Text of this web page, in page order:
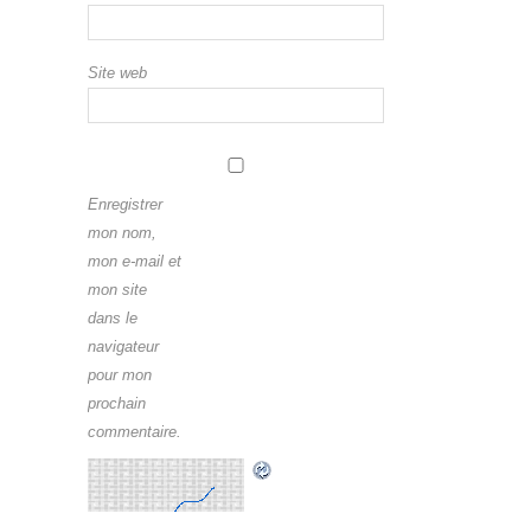
Site web
Enregistrer
mon nom,
mon e-mail et
mon site
dans le
navigateur
pour mon
prochain
commentaire.